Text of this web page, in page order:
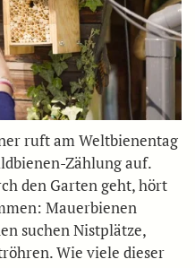
ruft am Weltbienentag
Zählung auf.
den Garten geht, hört
Mauerbienen
suchen Nistplätze,
Wie viele dieser